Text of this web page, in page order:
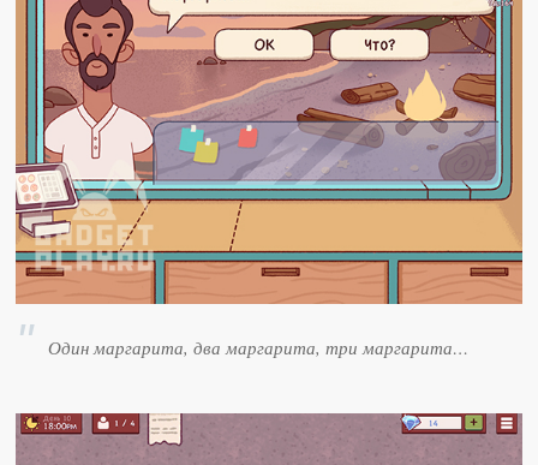
Один маргарита, два маргарита, три маргарита…